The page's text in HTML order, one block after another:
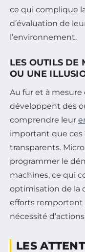
ce qui complique
d’évaluation de
l’environnement.
LES OUTILS DE
OU UNE
Au fur et à
développent des
comprendre leur
important que ces
transparents.
programmer le
machines, ce qui
optimisation de la
efforts remportent
nécessité
LES